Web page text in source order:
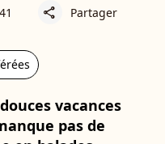
share Partager
vacances
pas de